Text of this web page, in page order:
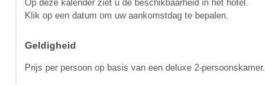
Op deze kalender ziet u de beschikbaarheid in het hotel.
Klik op een datum om uw aankomstdag te bepalen.
Geldigheid
Prijs per persoon op basis van een deluxe 2-persoonskamer.